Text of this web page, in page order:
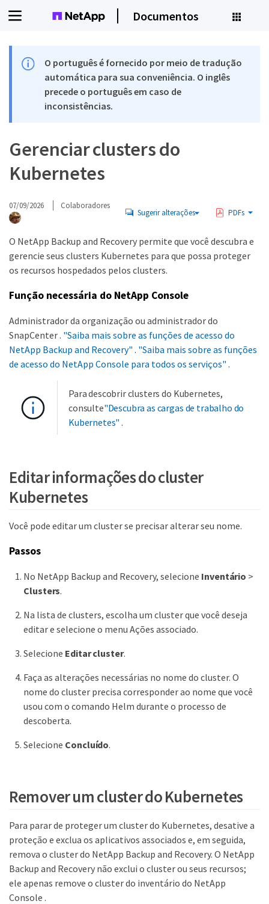
Documentos
O português é fornecido por meio de tradução
automática para sua conveniência. O inglês
precede o português em caso de
inconsistências.
Gerenciar clusters do
Kubernetes
07/09/2026 Colaboradores
Sugerir alterações PDFs
O NetApp Backup and Recovery permite que você descubra e
gerencie seus clusters Kubernetes para que possa proteger
os recursos hospedados pelos clusters.
Função necessária do NetApp Console
Administrador da organização ou administrador do
SnapCenter . "Saiba mais sobre as funções de acesso do
NetApp Backup and Recovery" . "Saiba mais sobre as funções
de acesso do NetApp Console para todos os serviços" .
Para descobrir clusters do Kubernetes,
consulte"Descubra as cargas de trabalho do
Kubernetes" .
Editar informações do cluster
Kubernetes
Você pode editar um cluster se precisar alterar seu nome.
Passos
No NetApp Backup and Recovery, selecione Inventário >
Clusters.
Na lista de clusters, escolha um cluster que você deseja
editar e selecione o menu Ações associado.
Selecione Editar cluster.
Faça as alterações necessárias no nome do cluster. O
nome do cluster precisa corresponder ao nome que você
usou com o comando Helm durante o processo de
descoberta.
Selecione Concluído.
Remover um cluster do Kubernetes
Para parar de proteger um cluster do Kubernetes, desative a
proteção e exclua os aplicativos associados e, em seguida,
remova o cluster do NetApp Backup and Recovery. O NetApp
Backup and Recovery não exclui o cluster ou seus recursos;
ele apenas remove o cluster do inventário do NetApp
Console .